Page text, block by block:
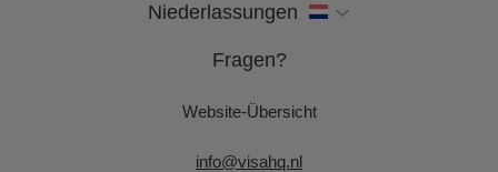
Niederlassungen
Fragen?
Website-Übersicht
info@visahq.nl